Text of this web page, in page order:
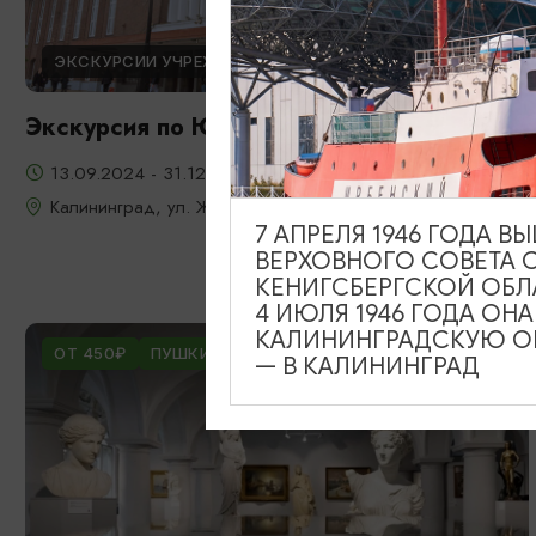
ЭКСКУРСИИ УЧРЕЖДЕНИЙ КУЛЬТУРЫ
Экскурсия по Южному вокзалу
13.09.2024 - 31.12.2026
Калининград, ул. Железнодорожная, д. 13-23
ОТ 450₽ ПУШКИНСКАЯ КАРТА
7 АПРЕЛЯ 1946 ГОДА
ВЕРХОВНОГО СОВЕТА
КЕНИГСБЕРГСКОЙ
4 ИЮЛЯ 1946 ГОДА
КАЛИНИНГРАДСКУЮ
— В КАЛИНИНГРАД